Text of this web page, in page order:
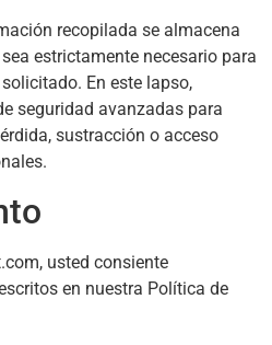
recopilada se almacena
estrictamente necesario para
En este lapso,
seguridad avanzadas para
sustracción o acceso
usted consiente
en nuestra Política de